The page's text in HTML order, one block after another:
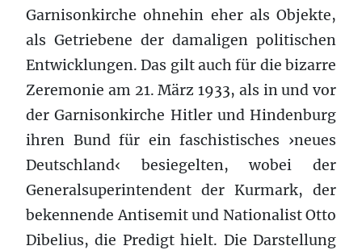
Garnisonkirche ohnehin eher als Objekte,
als Getriebene der damaligen politischen
Entwicklungen. Das gilt auch für die bizarre
Zeremonie am 21. März 1933, als in und vor
der Garnisonkirche Hitler und Hindenburg
ihren Bund für ein faschistisches ›neues
Deutschland‹ besiegelten, wobei der
Generalsuperintendent der Kurmark, der
bekennende Antisemit und Nationalist Otto
Dibelius, die Predigt hielt. Die Darstellung